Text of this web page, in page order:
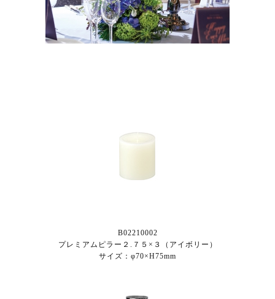
B02210002
プレミアムピラー２.７５×３（アイボリー）
サイズ：φ70×H75mm